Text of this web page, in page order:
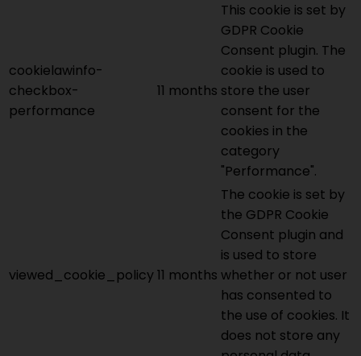
cookielawinfo-
checkbox-
performance
11 months
This cookie is set by
GDPR Cookie
Consent plugin. The
cookie is used to
store the user
consent for the
cookies in the
category
"Performance".
viewed_cookie_policy11 months
The cookie is set by
the GDPR Cookie
Consent plugin and
is used to store
whether or not user
has consented to
the use of cookies. It
does not store any